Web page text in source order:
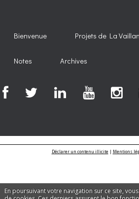
En poursuivant votre navigation sur ce site,
Bienvenue Projets de La
Notes Archives
Déclarer un contenu illicite| Mentions